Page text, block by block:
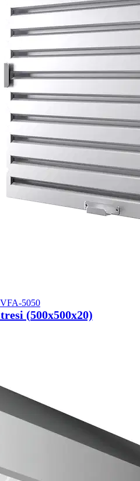
5050
(500x500x20)